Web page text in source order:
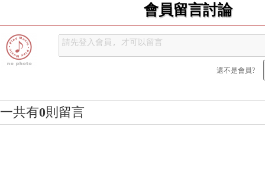
會員留言討論
還不是會員?
一共有0則留言